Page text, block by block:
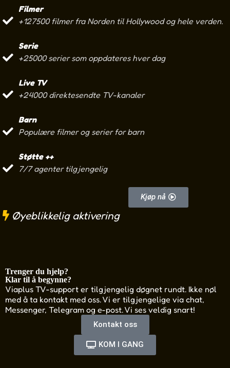
Filmer
+127500 filmer fra Norden til Hollywood og hele verden.
Serie
+25000 serier som oppdateres hver dag
Live TV
+24000 direktesendte TV-kanaler
Barn
Populære filmer og serier for barn
Støtte ++
7/7 agenter tilgjengelig
Kjøp nå
Øyeblikkelig aktivering
Trenger du hjelp?
Klar til å begynne?
Viaplus TV-support er tilgjengelig døgnet rundt. Ikke nøl
med å ta kontakt med oss. Vi er tilgjengelige via chat,
Messenger, Telegram og e-post. Vi ses veldig snart!
Kontakt oss
KOM I GANG